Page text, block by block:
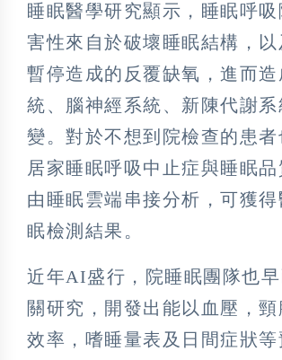
睡眠醫學研究顯示，睡眠呼
害性來自於破壞睡眠結構，以
暫停造成的反覆缺氧，進而
統、腦神經系統、新陳代謝系
變。對於不想到院檢查的患
居家睡眠呼吸中止症與睡眠
由睡眠雲端串接分析，可獲
眠檢測結果。
近年AI盛行，院睡眠團隊也
關研究，開發出能以血壓，
效率，嗜睡量表及日間症狀